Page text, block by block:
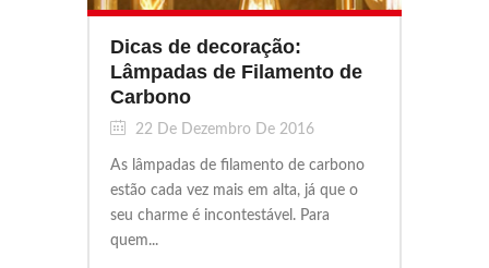
Dicas de decoração:
Lâmpadas de Filamento de
Carbono
22 De Dezembro De 2016
As lâmpadas de filamento de carbono
estão cada vez mais em alta, já que o
seu charme é incontestável. Para
quem...